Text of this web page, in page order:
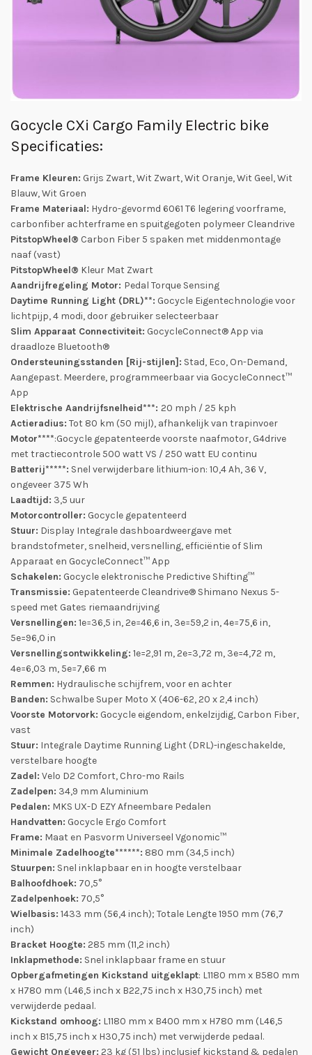
Gocycle CXi Cargo Family Electric bike
Specificaties:
Frame Kleuren: Grijs Zwart, Wit Zwart, Wit Oranje, Wit Geel, Wit
Blauw, Wit Groen
Frame Materiaal: Hydro-gevormd 6061 T6 legering voorframe,
carbonfiber achterframe en spuitgegoten polymeer Cleandrive
PitstopWheel® Carbon Fiber 5 spaken met middenmontage
naaf (vast)
PitstopWheel® Kleur Mat Zwart
Aandrijfregeling Motor: Pedal Torque Sensing
Daytime Running Light (DRL)**: Gocycle Eigentechnologie voor
lichtpijp, 4 modi, door gebruiker selecteerbaar
Slim Apparaat Connectiviteit: GocycleConnect® App via
draadloze Bluetooth®
Ondersteuningsstanden [Rij-stijlen]: Stad, Eco, On-Demand,
Aangepast. Meerdere, programmeerbaar via GocycleConnect™
App
Elektrische Aandrijfsnelheid***: 20 mph / 25 kph
Actieradius: Tot 80 km (50 mijl), afhankelijk van trapinvoer
Motor****:Gocycle gepatenteerde voorste naafmotor, G4drive
met tractiecontrole 500 watt VS / 250 watt EU continu
Batterij*****: Snel verwijderbare lithium-ion: 10,4 Ah, 36 V,
ongeveer 375 Wh
Laadtijd: 3,5 uur
Motorcontroller: Gocycle gepatenteerd
Stuur: Display Integrale dashboardweergave met
brandstofmeter, snelheid, versnelling, efficiëntie of Slim
Apparaat en GocycleConnect™ App
Schakelen: Gocycle elektronische Predictive Shifting™
Transmissie: Gepatenteerde Cleandrive® Shimano Nexus 5-
speed met Gates riemaandrijving
Versnellingen: 1e=36,5 in, 2e=46,6 in, 3e=59,2 in, 4e=75,6 in,
5e=96,0 in
Versnellingsontwikkeling: 1e=2,91 m, 2e=3,72 m, 3e=4,72 m,
4e=6,03 m, 5e=7,66 m
Remmen: Hydraulische schijfrem, voor en achter
Banden: Schwalbe Super Moto X (406-62, 20 x 2,4 inch)
Voorste Motorvork: Gocycle eigendom, enkelzijdig, Carbon Fiber,
vast
Stuur: Integrale Daytime Running Light (DRL)-ingeschakelde,
verstelbare hoogte
Zadel: Velo D2 Comfort, Chro-mo Rails
Zadelpen: 34,9 mm Aluminium
Pedalen: MKS UX-D EZY Afneembare Pedalen
Handvatten: Gocycle Ergo Comfort
Frame: Maat en Pasvorm Universeel Vgonomic™
Minimale Zadelhoogte******: 880 mm (34,5 inch)
Stuurpen: Snel inklapbaar en in hoogte verstelbaar
Balhoofdhoek: 70,5°
Zadelpenhoek: 70,5°
Wielbasis: 1433 mm (56,4 inch); Totale Lengte 1950 mm (76,7
inch)
Bracket Hoogte: 285 mm (11,2 inch)
Inklapmethode: Snel inklapbaar frame en stuur
Opbergafmetingen Kickstand uitgeklapt: L1180 mm x B580 mm
x H780 mm (L46,5 inch x B22,75 inch x H30,75 inch) met
verwijderde pedaal.
Kickstand omhoog: L1180 mm x B400 mm x H780 mm (L46,5
inch x B15,75 inch x H30,75 inch) met verwijderde pedaal.
Gewicht Ongeveer: 23 kg (51 lbs) inclusief kickstand & pedalen